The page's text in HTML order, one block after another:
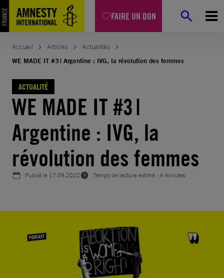
FAIRE UN DON
Aller
au
contenu
Accueil Articles
Actualités
WE MADE IT #3 | Argentine : IVG, la révolution des femmes
ACTUALITÉ
WE MADE IT #3 |
Argentine : IVG, la
révolution des femmes
Publié le 17.09.2022 Temps de lecture estimé : 4 minutes